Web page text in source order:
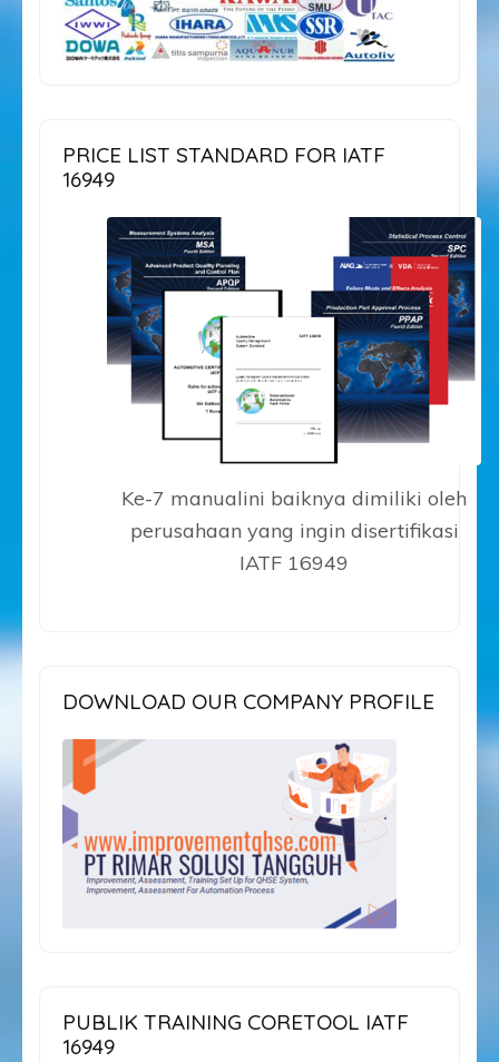
PRICE LIST STANDARD FOR IATF
16949
Ke-7 manualini baiknya dimiliki oleh
perusahaan yang ingin disertifikasi
IATF 16949
DOWNLOAD OUR COMPANY PROFILE
PUBLIK TRAINING CORETOOL IATF
16949